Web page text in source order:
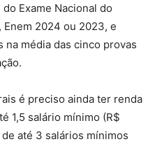
Exame Nacional do
Enem 2024 ou 2023, e
média das cinco provas
é preciso ainda ter renda
1,5 salário mínimo (R$
até 3 salários mínimos